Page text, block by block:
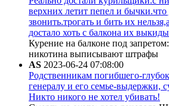
верхних летит пепел и бычки.что
звонить.трогать и бить их
достало хоть с балкона их
Курение на балконе под
никотина выписывают штрафы
AS 2023-06-24 07:08:00
Родственникам погибшего-
генералу и его семье-выдержки,
Никто никого не хотел убивать!